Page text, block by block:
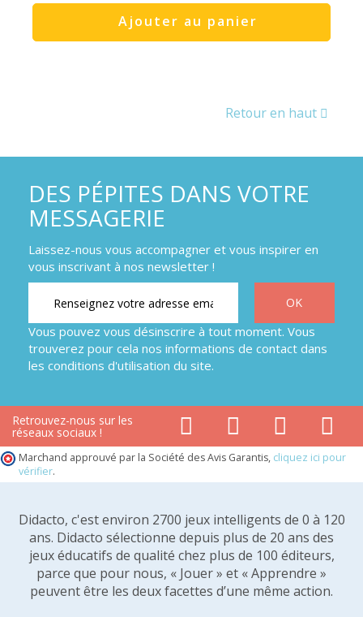
Ajouter au panier
Retour en haut
DES PÉPITES DANS VOTRE
MESSAGERIE
Laissez-nous vous accompagner et vous inspirer en
vous inscrivant à nos newsletter !
Vous pouvez vous désinscrire à tout moment. Vous
trouverez pour cela nos informations de contact dans
les conditions d'utilisation du site.
Retrouvez-nous sur les
réseaux sociaux !
Marchand approuvé par la Société des Avis Garantis, cliquez ici pour
vérifier.
Didacto, c'est environ 2700 jeux intelligents de 0 à 120
ans. Didacto sélectionne depuis plus de 20 ans des
jeux éducatifs de qualité chez plus de 100 éditeurs,
parce que pour nous, « Jouer » et « Apprendre »
peuvent être les deux facettes d’une même action.